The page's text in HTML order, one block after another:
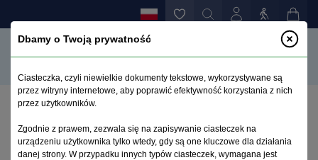
Trudności diagnostyczne w różnicowaniu zaniku
wieloukładowego (MSA) i choroby Parkinsona
Dbamy o Twoją prywatność
Ciasteczka, czyli niewielkie dokumenty tekstowe, wykorzystywane są
przez witryny internetowe, aby poprawić efektywność korzystania z nich
przez użytkowników.
Zgodnie z prawem, zezwala się na zapisywanie ciasteczek na
urządzeniu użytkownika tylko wtedy, gdy są one kluczowe dla działania
danej strony. W przypadku innych typów ciasteczek, wymagana jest